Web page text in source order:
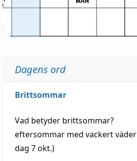
Dagens ord
Brittsommar
Vad betyder brittsommar?
eftersommar med vackertväder
dag 7 okt.)